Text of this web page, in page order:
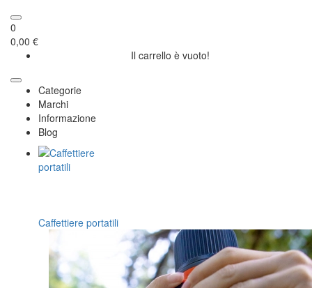
0
0,00 €
Il carrello è vuoto!
Categorie
Marchi
Informazione
Blog
Caffettiere portatili